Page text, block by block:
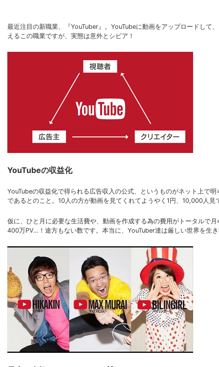
最近注目の新職業、『YouTuber』。YouTubeに動画をアップロードし
えるこの職業ですが、実態は意外とシビア！
YouTubeの収益化
YouTubeの収益化で得られる広告収入の公式、というものがネット上で
であるとのこと。10人の方が動画を見てくれてようやく1円、10,000人
仮に、ひと月に必要な生活費や、動画を作成する為の費用がトータルで
400万PV…！途方もない数です。本当に、YouTuber達は厳しい世界を生